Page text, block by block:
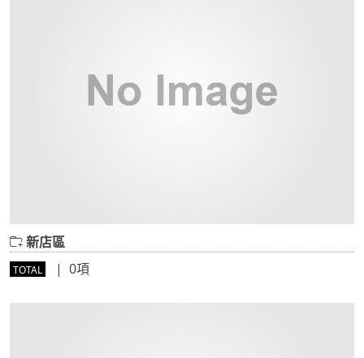
新店區
TOTAL | 0項